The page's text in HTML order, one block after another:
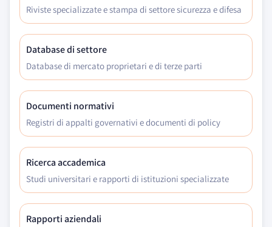
Riviste specializzate e stampa di settore sicurezza e difesa
Database di settore
Database di mercato proprietari e di terze parti
Documenti normativi
Registri di appalti governativi e documenti di policy
Ricerca accademica
Studi universitari e rapporti di istituzioni specializzate
Rapporti aziendali